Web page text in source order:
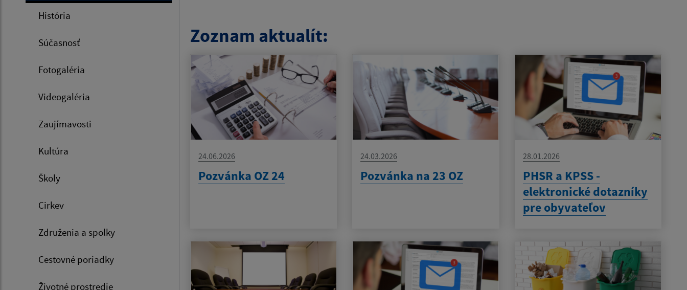
História
Súčasnosť
Fotogaléria
Videogaléria
Zaujímavosti
Kultúra
Školy
Cirkev
Združenia a spolky
Cestovné poriadky
Životné prostredie
Zoznam aktualít:
24.06.2026
Pozvánka OZ 24
24.03.2026
Pozvánka na 23 OZ
28.01.2026
PHSR a KPSS -
elektronické dotazníky
pre obyvateľov